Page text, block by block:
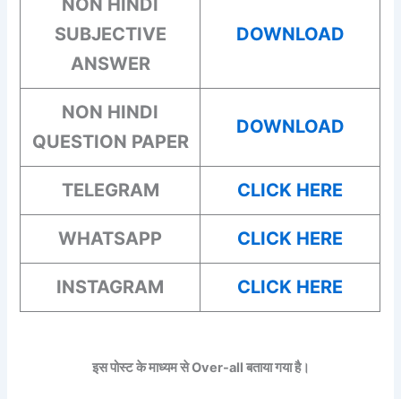
SUBJECTIVE
ANSWER
DOWNLOAD
NON HINDI
QUESTION PAPER
DOWNLOAD
TELEGRAM CLICK HERE
WHATSAPP CLICK HERE
INSTAGRAM CLICK HERE
इस पोस्ट के माध्यम से Over-all बताया गया है।